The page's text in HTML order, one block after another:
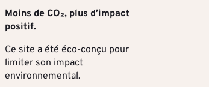
Moins de CO₂, plus d’impact
positif.
Ce site a été éco-conçu pour
limiter son impact
environnemental.